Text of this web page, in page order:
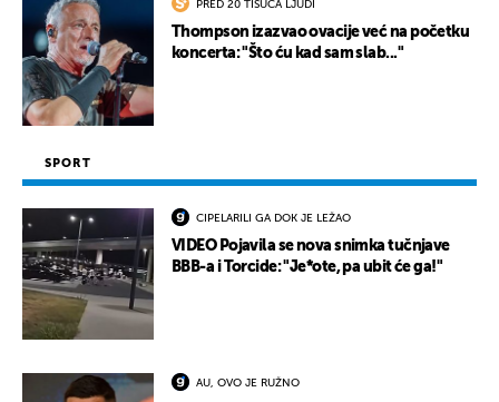
PRED 20 TISUĆA LJUDI
Thompson izazvao ovacije već na početku
koncerta: "Što ću kad sam slab..."
SPORT
CIPELARILI GA DOK JE LEŽAO
VIDEO Pojavila se nova snimka tučnjave
BBB-a i Torcide: "Je*ote, pa ubit će ga!"
AU, OVO JE RUŽNO